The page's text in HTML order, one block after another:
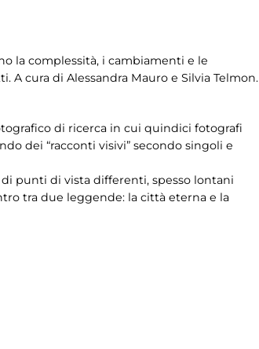
la complessità, i cambiamenti e le
A cura di Alessandra Mauro e Silvia Telmon.
di ricerca in cui quindici fotografi
dei “racconti visivi” secondo singoli e
punti di vista differenti, spesso lontani
tra due leggende: la città eterna e la